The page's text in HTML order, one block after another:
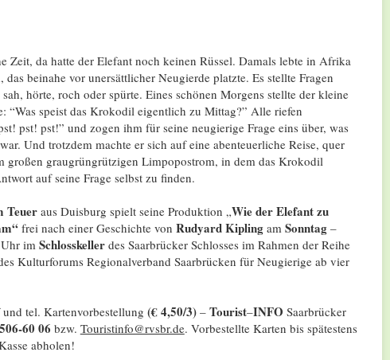
Zeit, da hatte der Elefant noch keinen Rüssel. Damals lebte in Afrika
beinahe vor unersättlicher Neugierde platzte. Es stellte Fragen
sah, hörte, roch oder spürte. Eines schönen Morgens stellte der kleine
“Was speist das Krokodil eigentlich zu Mittag?” Alle riefen
pst! pst!” und zogen ihm für seine neugierige Frage eins über, was
Und trotzdem machte er sich auf eine abenteuerliche Reise, quer
großen graugrüngrützigen Limpopostrom, in dem das Krokodil
auf seine Frage selbst zu finden.
Teueraus Duisburg spielt seine Produktion „Wie der Elefant zu
frei nach einer Geschichte von Rudyard Kipling am Sonntag–
im Schlosskellerdes Saarbrücker Schlosses im Rahmen der Reihe
Kulturforums Regionalverband Saarbrücken für Neugierige ab vier
tel. Kartenvorbestellung (€ 4,50/3)– Tourist–INFO Saarbrücker
60 06 bzw. Touristinfo@rvsbr.de. Vorbestellte Karten bis spätestens
abholen!